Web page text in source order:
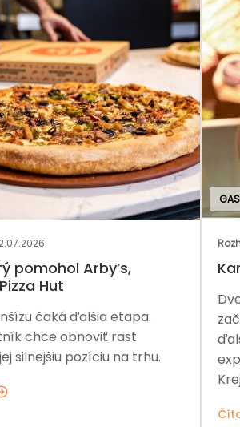
pomohol Arby’s,
Hut
čaká ďalšia etapa.
chce obnoviť rast
silnejšiu pozíciu na trhu.